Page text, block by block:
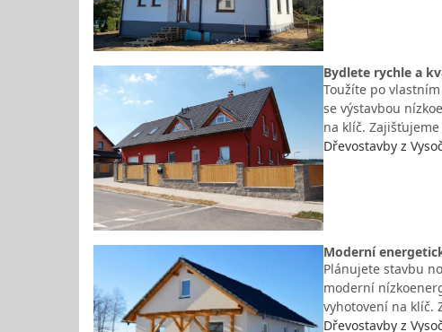
Bydlete rychle a
Toužíte po
se výstavbou
na klíč.
Dřevostavby z
Moderní
Plánujete stavbu
moderní
vyhotovení na klíč.
Dřevostavby z